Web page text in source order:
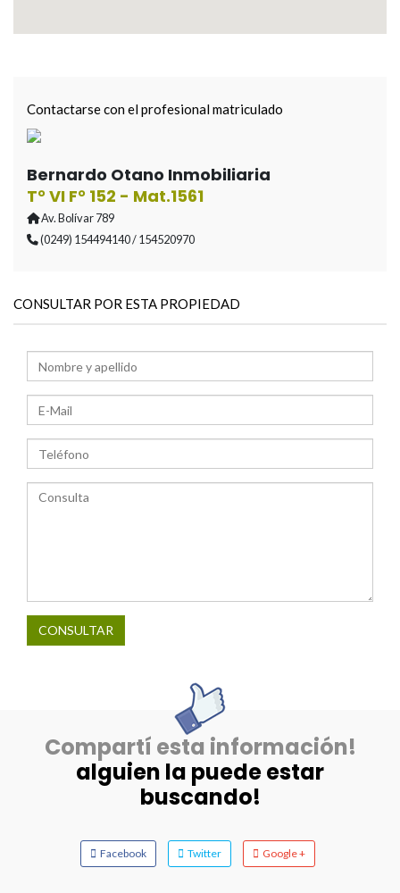
Contactarse con el profesional matriculado
Bernardo Otano Inmobiliaria
T° VI F° 152 - Mat.1561
Av. Bolívar 789
(0249) 154494140 / 154520970
CONSULTAR POR ESTA PROPIEDAD
CONSULTAR
Compartí esta información!
alguien la puede estar
buscando!
Facebook Twitter Google +